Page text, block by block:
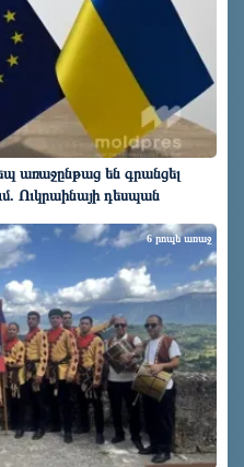
առաջընթաց են գրանցել
Ուկրաինայի դեսպան
6 րոպե առաջ